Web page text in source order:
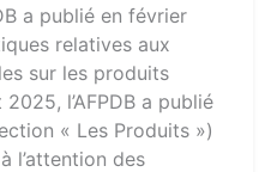
a publié en février
relatives aux
sur les produits
l’AFPDB a publié
« Les Produits »)
l’attention des